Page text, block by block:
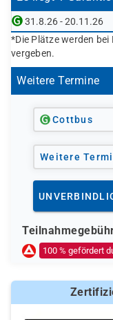
31.8.26 - 20.11.26
*Die Plätze werden
vergeben.
Weitere Termine
Cottbus
Weitere
100 % gefördert